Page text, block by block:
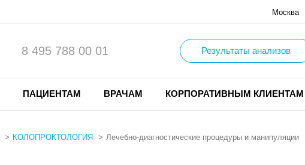
Москва
8 495 788 00 01 Результаты анализов
ПАЦИЕНТАМ ВРАЧАМ КОРПОРАТИВНЫМ КЛИЕНТАМ
КОЛОПРОКТОЛОГИЯ Лечебно-диагностические процедуры и манипуляции